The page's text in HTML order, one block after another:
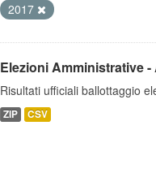
2017
Elezioni Amministrative
Risultati ufficiali ballottaggio
ZIP CSV